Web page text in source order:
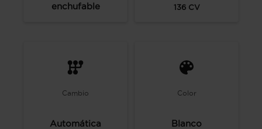
enchufable
136CV
Cambio
Automática
Color
Blanco